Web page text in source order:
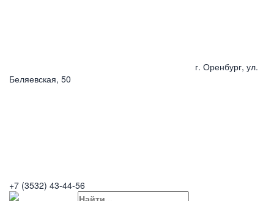
г. Оренбург, ул.
Беляевская, 50
+7 (3532) 43-44-56